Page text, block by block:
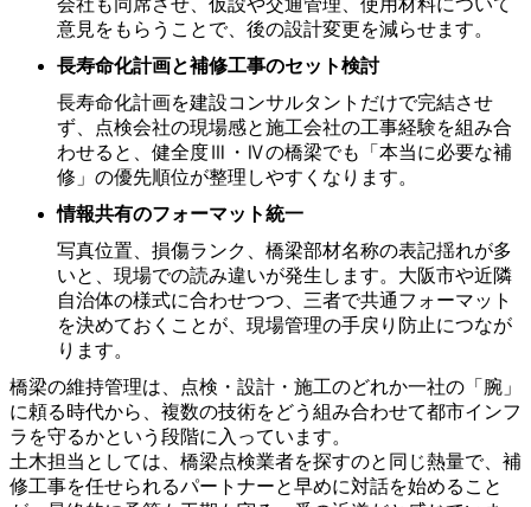
意見をもらうことで、後の設計変更を減らせます。
長寿命化計画と補修工事のセット検討
長寿命化計画を建設コンサルタントだけで完結させ
ず、点検会社の現場感と施工会社の工事経験を組み合
わせると、健全度Ⅲ・Ⅳの橋梁でも「本当に必要な補
修」の優先順位が整理しやすくなります。
情報共有のフォーマット統一
写真位置、損傷ランク、橋梁部材名称の表記揺れが多
いと、現場での読み違いが発生します。大阪市や近隣
自治体の様式に合わせつつ、三者で共通フォーマット
を決めておくことが、現場管理の手戻り防止につなが
ります。
橋梁の維持管理は、点検・設計・施工のどれか一社の「腕」
に頼る時代から、複数の技術をどう組み合わせて都市インフ
ラを守るかという段階に入っています。
土木担当としては、橋梁点検業者を探すのと同じ熱量で、補
修工事を任せられるパートナーと早めに対話を始めること